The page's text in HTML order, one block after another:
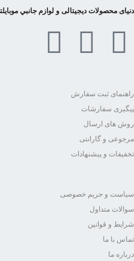
دنیای محصولات دیجیتالی و لوازم جانبي
راهنمای ثبت سفارش
پیگیری سفارشات
روش های ارسال
مرجوعی و گارانتی
تخفیفات و پیشنهادات
سیاست و حریم خصوصی
سوالات متداول
شرایط و قوانین
تماس با ما
درباره ما